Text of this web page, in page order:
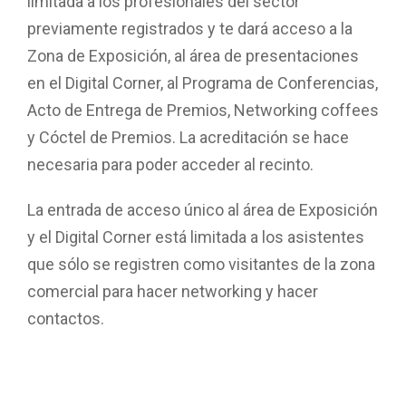
previamente registrados y te dará acceso a la
Zona de Exposición, al área de presentaciones
en el Digital Corner, al Programa de Conferencias,
Acto de Entrega de Premios, Networking coffees
y Cóctel de Premios. La acreditación se hace
necesaria para poder acceder al recinto.
La entrada de acceso único al área de Exposición
y el Digital Corner está limitada a los asistentes
que sólo se registren como visitantes de la zona
comercial para hacer networking y hacer
contactos.